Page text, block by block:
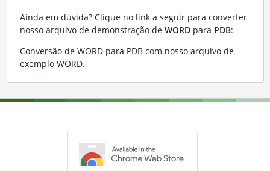
Ainda em dúvida? Clique no link a seguir para converter
nosso arquivo de demonstração de WORDpara PDB:
Conversão de WORD para PDB com nosso arquivo de
exemplo WORD.